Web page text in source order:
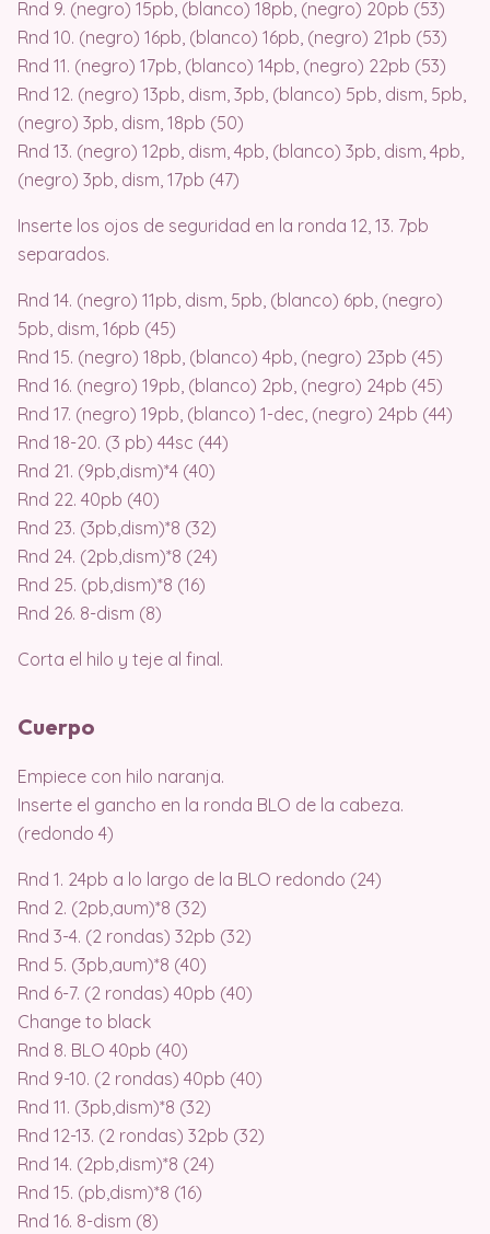
Rnd 9. (negro) 15pb, (blanco) 18pb, (negro) 20pb (53)
Rnd 10. (negro) 16pb, (blanco) 16pb, (negro) 21pb (53)
Rnd 11. (negro) 17pb, (blanco) 14pb, (negro) 22pb (53)
Rnd 12. (negro) 13pb, dism, 3pb, (blanco) 5pb, dism, 5pb,
(negro) 3pb, dism, 18pb (50)
Rnd 13. (negro) 12pb, dism, 4pb, (blanco) 3pb, dism, 4pb,
(negro) 3pb, dism, 17pb (47)
Inserte los ojos de seguridad en la ronda 12, 13. 7pb
separados.
Rnd 14. (negro) 11pb, dism, 5pb, (blanco) 6pb, (negro)
5pb, dism, 16pb (45)
Rnd 15. (negro) 18pb, (blanco) 4pb, (negro) 23pb (45)
Rnd 16. (negro) 19pb, (blanco) 2pb, (negro) 24pb (45)
Rnd 17. (negro) 19pb, (blanco) 1-dec, (negro) 24pb (44)
Rnd 18-20. (3 pb) 44sc (44)
Rnd 21. (9pb,dism)*4 (40)
Rnd 22. 40pb (40)
Rnd 23. (3pb,dism)*8 (32)
Rnd 24. (2pb,dism)*8 (24)
Rnd 25. (pb,dism)*8 (16)
Rnd 26. 8-dism (8)
Corta el hilo y teje al final.
Cuerpo
Empiece con hilo naranja.
Inserte el gancho en la ronda BLO de la cabeza.
(redondo 4)
Rnd 1. 24pb a lo largo de la BLO redondo (24)
Rnd 2. (2pb,aum)*8 (32)
Rnd 3-4. (2 rondas) 32pb (32)
Rnd 5. (3pb,aum)*8 (40)
Rnd 6-7. (2 rondas) 40pb (40)
Change to black
Rnd 8. BLO 40pb (40)
Rnd 9-10. (2 rondas) 40pb (40)
Rnd 11. (3pb,dism)*8 (32)
Rnd 12-13. (2 rondas) 32pb (32)
Rnd 14. (2pb,dism)*8 (24)
Rnd 15. (pb,dism)*8 (16)
Rnd 16. 8-dism (8)